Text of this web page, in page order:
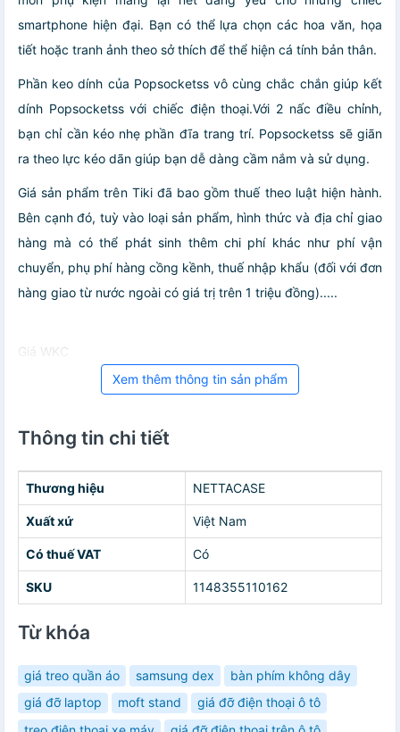
smartphone hiện đại. Bạn có thể lựa chọn các hoa văn, họa
tiết hoặc tranh ảnh theo sở thích để thể hiện cá tính bản thân.
Phần keo dính của Popsocketss vô cùng chắc chắn giúp kết
dính Popsocketss với chiếc điện thoại.Với 2 nấc điều chỉnh,
bạn chỉ cần kéo nhẹ phần đĩa trang trí. Popsocketss sẽ giãn
ra theo lực kéo dãn giúp bạn dễ dàng cầm nắm và sử dụng.
Giá sản phẩm trên Tiki đã bao gồm thuế theo luật hiện hành.
Bên cạnh đó, tuỳ vào loại sản phẩm, hình thức và địa chỉ giao
hàng mà có thể phát sinh thêm chi phí khác như phí vận
chuyển, phụ phí hàng cồng kềnh, thuế nhập khẩu (đối với đơn
hàng giao từ nước ngoài có giá trị trên 1 triệu đồng).....
Giá WKC
Xem thêm thông tin sản phẩm
Thông tin chi tiết
Thương hiệu NETTACASE
Xuất xứ Việt Nam
Có thuế VAT Có
SKU 1148355110162
Từ khóa
giá treo quần áo samsung dex
bàn phím không dây
giá đỡ laptop
moft stand
giá đỡ điện thoại ô tô